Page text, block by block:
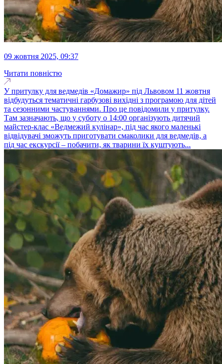
09 жовтня 2025, 09:37
Читати повністю
У притулку для ведмедів «Домажир» під Львовом 11 жовтня
відбудуться тематичні гарбузові вихідні з програмою для дітей
та сезонними частуваннями. Про це повідомили у притулку.
Там зазначають, що у суботу о 14:00 організують дитячий
майстер-клас «Ведмежий кулінар», під час якого маленькі
відвідувачі зможуть приготувати смаколики для ведмедів, а
під час екскурсії – побачити, як тварини їх куштують...